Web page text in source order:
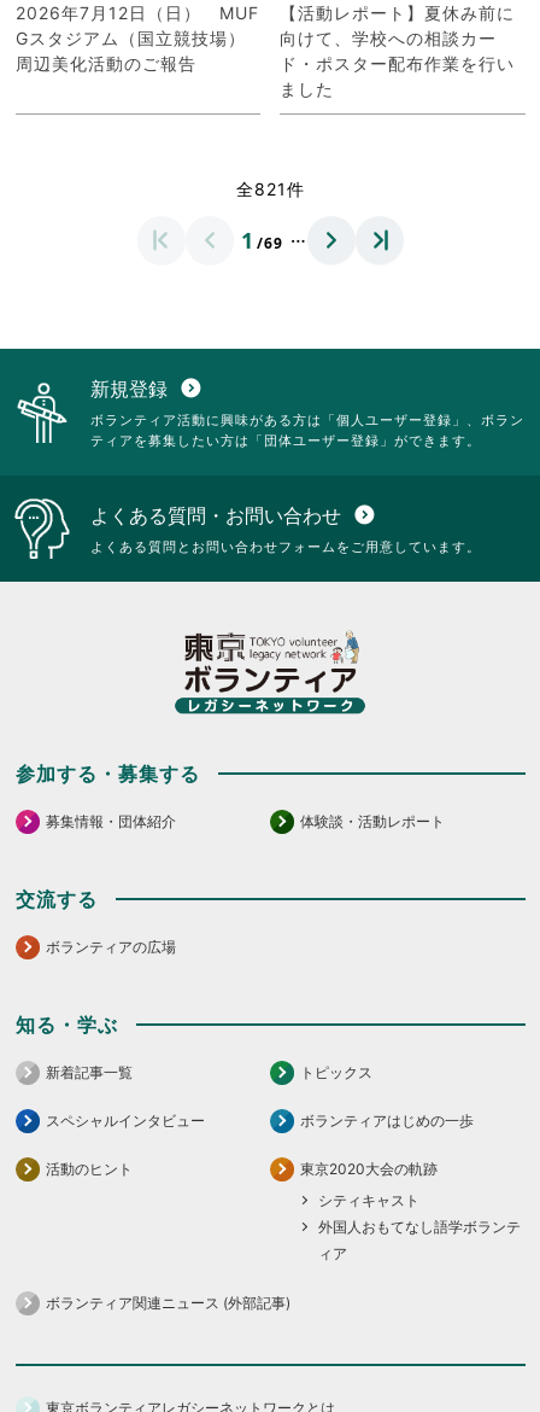
2026年7月12日（日） MUF
Gスタジアム（国立競技場）
周辺美化活動のご報告
【活動レポート】夏休み前に
向けて、学校への相談カー
ド・ポスター配布作業を行い
ました
全821件
1 /69 …
新規登録 expand_circle_down
ボランティア活動に興味がある方は「個人ユーザー登録」、ボラン
ティアを募集したい方は「団体ユーザー登録」ができます。
よくある質問・お問い合わせ expand_circle_down
よくある質問とお問い合わせフォームをご用意しています。
参加する・募集する
募集情報・団体紹介 体験談・活動レポート
交流する
ボランティアの広場
知る・学ぶ
新着記事一覧 トピックス
スペシャルインタビュー ボランティアはじめの一歩
活動のヒント
東京2020大会の軌跡
シティキャスト
外国人おもてなし語学ボランテ
ィア
ボランティア関連ニュース (外部記事)
東京ボランティアレガシーネットワークとは